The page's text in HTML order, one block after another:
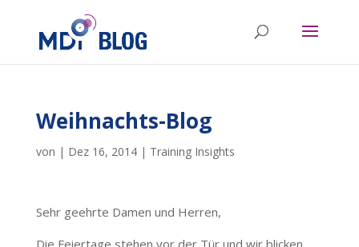
Weihnachts-Blog
von | Dez 16, 2014| Training Insights
Sehr geehrte Damen und Herren,
Die Feiertage stehen vor der Tür und wir blicken